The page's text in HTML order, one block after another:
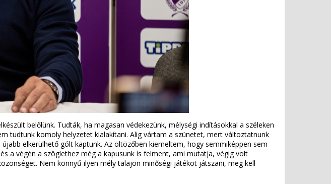
belőlünk. Tudták, ha magasan védekezünk, mélységi indításokkal a széleken
tudtunk komoly helyzetet kialakítani. Alig vártam a szünetet, mert változtatnunk
elkerülhető gólt kaptunk. Az öltözőben kiemeltem, hogy semmiképpen sem
a végén a szöglethez még a kapusunk is felment, ami mutatja, végig volt
Nem könnyű ilyen mély talajon minőségi játékot játszani, meg kell